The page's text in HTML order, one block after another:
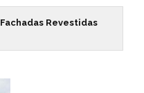
Revestidas